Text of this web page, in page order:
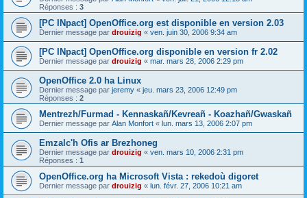
Réponses : 3
[PC INpact] OpenOffice.org est disponible en version 2.03
Dernier message par drouizig « ven. juin 30, 2006 9:34 am
[PC INpact] OpenOffice.org disponible en version fr 2.02
Dernier message par drouizig « mar. mars 28, 2006 2:29 pm
OpenOffice 2.0 ha Linux
Dernier message par jeremy « jeu. mars 23, 2006 12:49 pm
Réponses : 2
Mentrezh/Furmad - Kennaskañ/Kevreañ - Koazhañ/Gwaskañ
Dernier message par Alan Monfort « lun. mars 13, 2006 2:07 pm
Emzalc'h Ofis ar Brezhoneg
Dernier message par drouizig « ven. mars 10, 2006 2:31 pm
Réponses : 1
OpenOffice.org ha Microsoft Vista : rekedoù digoret
Dernier message par drouizig « lun. févr. 27, 2006 10:21 am